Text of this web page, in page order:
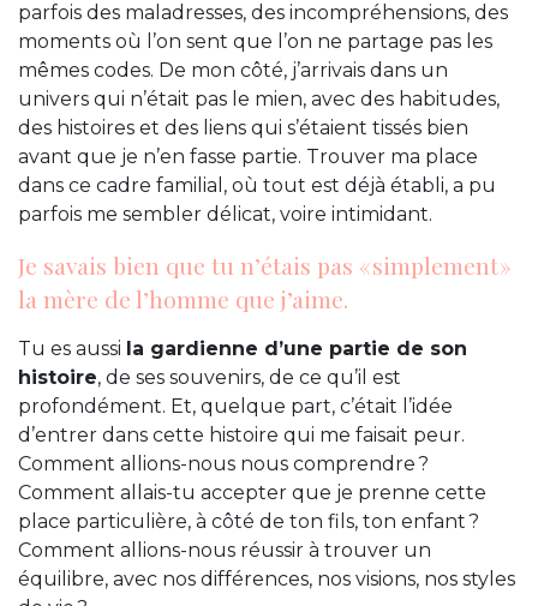
parfois des maladresses, des incompréhensions, des
moments où l’on sent que l’on ne partage pas les
mêmes codes. De mon côté, j’arrivais dans un
univers qui n’était pas le mien, avec des habitudes,
des histoires et des liens qui s’étaient tissés bien
avant que je n’en fasse partie. Trouver ma place
dans ce cadre familial, où tout est déjà établi, a pu
parfois me sembler délicat, voire intimidant.
Je savais bien que tu n’étais pas « simplement »
la mère de l’homme que j’aime.
Tu es aussi la gardienne d’une partie de son
histoire, de ses souvenirs, de ce qu’il est
profondément. Et, quelque part, c’était l’idée
d’entrer dans cette histoire qui me faisait peur.
Comment allions-nous nous comprendre ?
Comment allais-tu accepter que je prenne cette
place particulière, à côté de ton fils, ton enfant ?
Comment allions-nous réussir à trouver un
équilibre, avec nos différences, nos visions, nos styles